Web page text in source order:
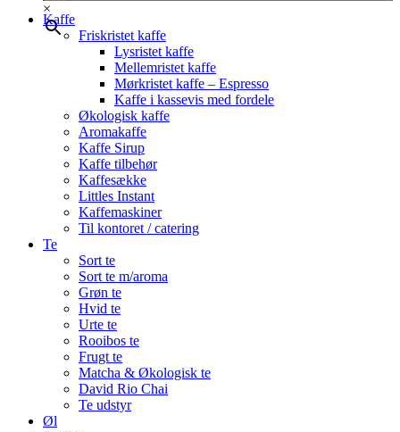
×
Kaffe
Friskristet kaffe
Lysristet kaffe
Mellemristet kaffe
Mørkristet kaffe – Espresso
Kaffe i kassevis med fordele
Økologisk kaffe
Aromakaffe
Kaffe Sirup
Kaffe tilbehør
Kaffesække
Littles Instant
Kaffemaskiner
Til kontoret / catering
Te
Sort te
Sort te m/aroma
Grøn te
Hvid te
Urte te
Rooibos te
Frugt te
Matcha & Økologisk te
David Rio Chai
Te udstyr
Øl